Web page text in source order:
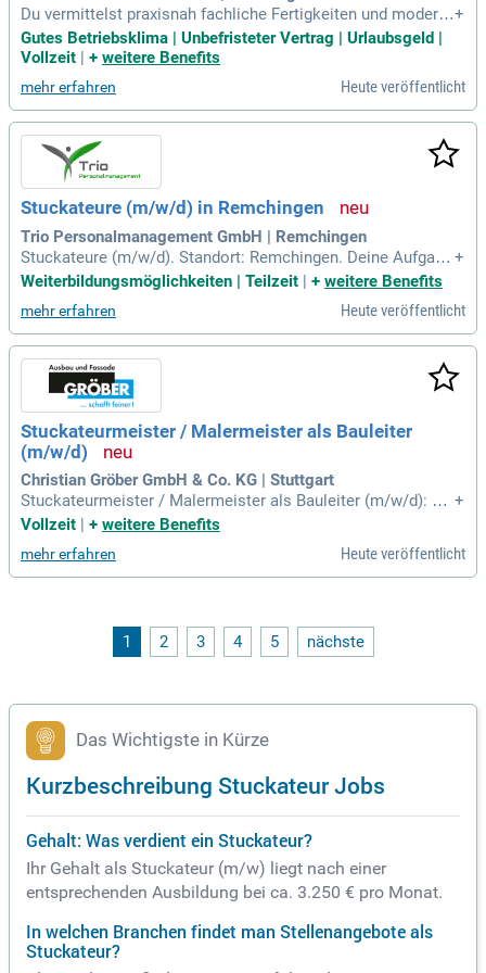
Du vermittelst praxisnah fachliche Fertigkeiten und modern
es Know-how im Stuckateurhandwerk; Du unterrichtest Aus
zubildende mit unterschiedlichen Voraussetzungen und Tale
uf ihrem Weg zu einer
+
Gutes Betriebsklima | Unbefristeter Vertrag | Urlaubsgeld |
Vollzeit
+ weitere Benefits
mehr erfahren Heute veröffentlicht
Stuckateure (m/w/d) in Remchingen
Trio Personalmanagement GmbH | Remchingen
Stuckateure (m/w/d). Standort: Remchingen. Deine Aufgabe
n: Herstellung und Sanierung von Inen- und Außenputz; Verp
utzen von Rohbauten; Innenausbau im Bereich von Trcokenb
au; Dämmung, Installation von Wärmeverbundsystemen, Da
chdämmung etc.
+
Weiterbildungsmöglichkeiten | Teilzeit | + weitere Benefits
mehr erfahren Heute veröffentlicht
Stuckateurmeister / Malermeister als Bauleiter
(m/w/d)
Christian Gröber GmbH & Co. KG | Stuttgart
Stuckateurmeister / Malermeister als Bauleiter (m/w/d): Ori
ginal Stellenanzeige auf Step Stone.de bit.ly/4w2X7RC APC
+
Vollzeit | + weitere Benefits
mehr erfahren Heute veröffentlicht
1 2 3 4 5 nächste
Das Wichtigste in Kürze
Kurzbeschreibung Stuckateur Jobs
Gehalt: Was verdient ein Stuckateur?
Ihr Gehalt als Stuckateur (m/w) liegt nach einer
entsprechenden Ausbildung bei ca. 3.250 € pro Monat.
In welchen Branchen findet man Stellenangebote als
Stuckateur?